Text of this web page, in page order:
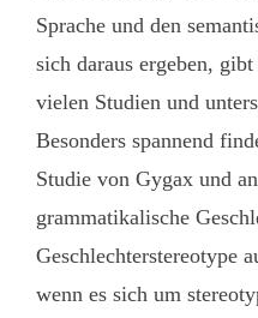
Sprache und den
sich daraus ergeben,
vielen Studien und
Besonders spannend
Studie von Gygax und
grammatikalische
Geschlechterstereotype
wenn es sich um